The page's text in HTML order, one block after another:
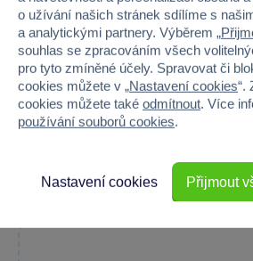
Match Attax UEFA Champions
Trading Card Starter Pack
Zažijte vzrušení z fotbalového sběratelství s
259 Kč
o užívání našich stránek sdílíme s
a analytickými partnery. Výběrem „
souhlas se zpracováním všech
pro tyto zmíněné účely. Spravovat či
cookies můžete v „Nastavení cookies“.
cookies můžete také odmítnout. Více
používání souborů cookies.
Nastavení cookies Přijmout